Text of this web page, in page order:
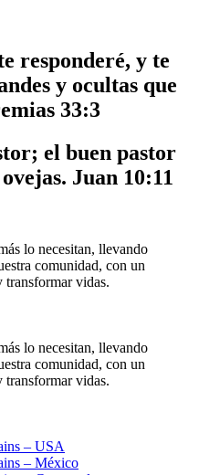
responderé, y te
y ocultas que
33:3
el buen pastor
Juan 10:11
lo necesitan, llevando
comunidad, con un
vidas.
lo necesitan, llevando
comunidad, con un
vidas.
– USA
– México